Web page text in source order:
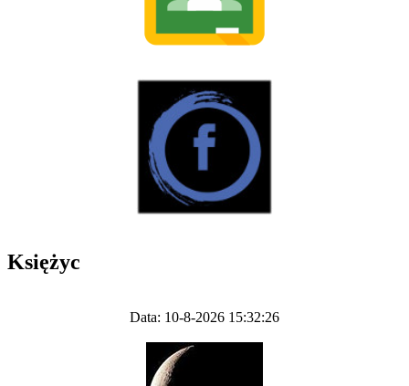
Księżyc
Data: 10-8-2026 15:32:26